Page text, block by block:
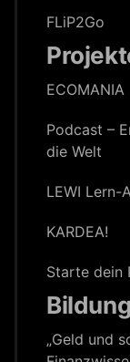
FLiP2Go
ECOMANIA
Podcast –
die Welt
LEWI Lern-
KARDEA!
Starte dein
„Geld und